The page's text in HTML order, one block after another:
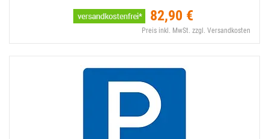
82,90 €
Preis inkl. MwSt. zzgl. Versandkosten